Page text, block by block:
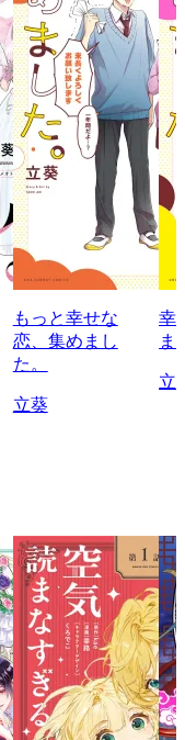
もっと幸せな
恋、集めまし
た。
立葵
幸
ま
立